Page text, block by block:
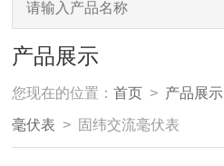
产品展示
您现在的位置：首页 > 产品展示
毫伏表 > 固纬交流毫伏表